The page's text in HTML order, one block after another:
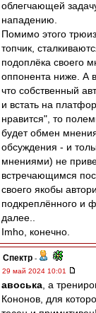
облегчающей
нападению.
Помимо этого
топчик,
подоплёка своего
оппонента ниже. А
что собственный
и встать на
нравится", то
будет обмен
обсуждения - и
мнениями) не
встречающимся
своего якобы
подкреплённого и
далее..
Imho, конечно.
Спектр -
29 май 2024 10:01
авоська , а
Кононов, для